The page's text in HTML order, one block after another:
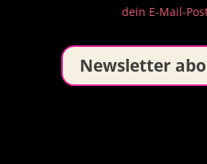
dein E-Mail-
Newsletter